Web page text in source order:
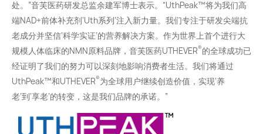
处。”音芙医药研发总监余建军博士表示。“UthPeak™将为我们高
端NAD+前体补充剂‘Uth系列’注入新力量。我们专注于研发尖端抗
老成分并坚信‘科学实证’的营养解决方案。作为世界上首个进行大
规模人体临床的NMN原料品牌，音芙医药UTHEVER®的全球成功已
经证明了我们的努力可以深刻地影响消费者生活。我们将通过
UthPeak™和UTHEVER®为全球用户继续创造价值，实现‘养
老’到‘享老’的转变，这是我们品牌的承诺。”